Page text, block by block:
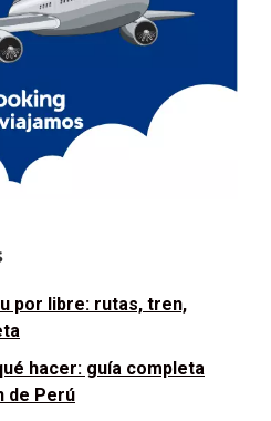
por libre: rutas, tren,
hacer: guía completa
de Perú